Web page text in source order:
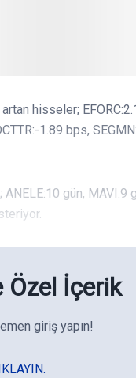
hisseler;
1.89 bps,
gün, MAVI:9
Özel İçerik
giriş yapın!